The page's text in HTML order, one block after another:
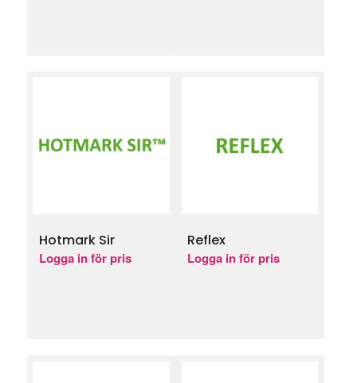
Hotmark Sir
Logga in för pris
Reflex
Logga in för pris